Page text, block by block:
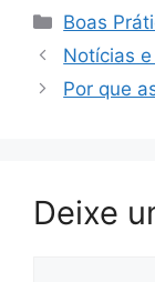
Boas
Notícias
Por que
Deixe